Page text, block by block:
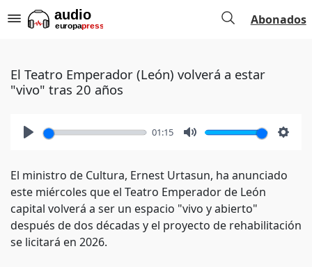
Abonados
El Teatro Emperador (León) volverá a estar
"vivo" tras 20 años
01:15
El ministro de Cultura, Ernest Urtasun, ha anunciado
este miércoles que el Teatro Emperador de León
capital volverá a ser un espacio "vivo y abierto"
después de dos décadas y el proyecto de rehabilitación
se licitará en 2026.